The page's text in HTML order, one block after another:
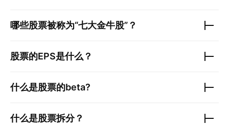
哪些股票被称为“七大金牛股”？
股票的EPS是什么？
什么是股票的beta?
什么是股票拆分？